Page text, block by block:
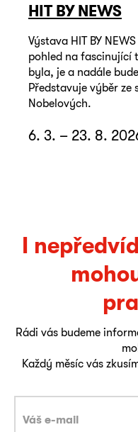
HIT BY NEWS
Výstava HIT BY
pohled na fascinující
byla, je a nadále
Představuje výběr ze
Nobelových.
6. 3. – 23. 8.
I
Rádi vás budeme
Každý měsíc vás